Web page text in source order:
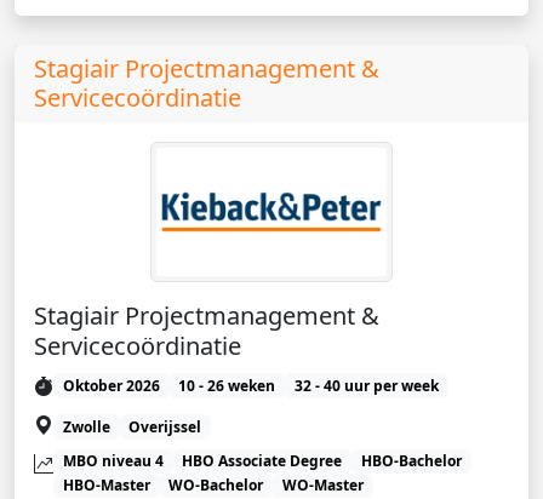
Stagiair Projectmanagement &
Servicecoördinatie
Stagiair Projectmanagement &
Servicecoördinatie
Oktober 2026 10 - 26 weken
32 - 40 uur per week
Zwolle
Overijssel
MBO niveau 4
HBO Associate Degree
HBO-Bachelor
HBO-Master
WO-Bachelor
WO-Master